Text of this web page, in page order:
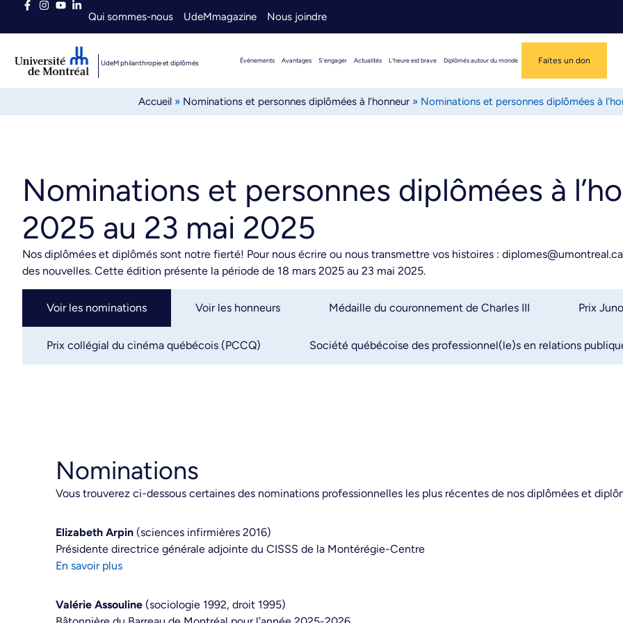
Qui sommes-nous UdeMmagazine Nous joindre
UdeM philanthropie et diplômés Événements Avantages S’engager Actualités L’heure est brave Diplômés autour du monde Faites un don
Accueil » Nominations et personnes diplômées à l’honneur » Nominations et personnes diplômées à
Nominations et personnes diplômées à
2025 au 23 mai 2025
Nos diplômées et diplômés sont notre fierté! Pour nous écrire ou nous transmettre vos histoires :
des nouvelles. Cette édition présente la période de 18 mars 2025 au 23 mai 2025.
Voir les nominations Voir les honneurs Médaille du couronnement de Charles III Prix
Prix collégial du cinéma québécois (PCCQ) Société québécoise des professionnel(le)s en relations
Nominations
Vous trouverez ci-dessous certaines des nominations professionnelles les plus récentes de nos diplômées et
Elizabeth Arpin (sciences infirmières 2016)
Présidente directrice générale adjointe du CISSS de la Montérégie-Centre
En savoir plus
Valérie Assouline (sociologie 1992, droit 1995)